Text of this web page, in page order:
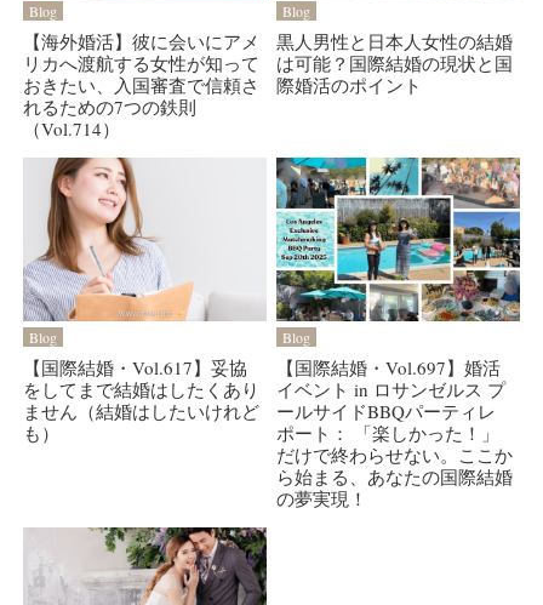
Blog
【海外婚活】彼に会いにアメ
リカへ渡航する女性が知って
おきたい、入国審査で信頼さ
れるための7つの鉄則
（Vol.714）
Blog
黒人男性と日本人女性の結婚
は可能？国際結婚の現状と国
際婚活のポイント
Blog
【国際結婚・Vol.617】妥協
をしてまで結婚はしたくあり
ません（結婚はしたいけれど
も）
Blog
【国際結婚・Vol.697】婚活
イベント in ロサンゼルス プ
ールサイドBBQパーティレ
ポート： 「楽しかった！」
だけで終わらせない。ここか
ら始まる、あなたの国際結婚
の夢実現！